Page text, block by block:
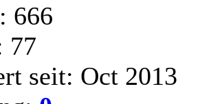
666
77
seit: Oct 2013